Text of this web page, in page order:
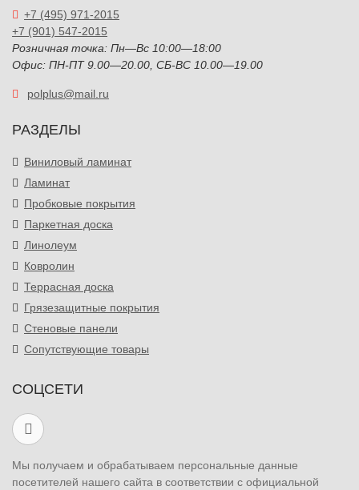
+7 (495) 971-2015
+7 (901) 547-2015
Розничная точка: Пн—Вс 10:00—18:00
Офис: ПН-ПТ 9.00—20.00, СБ-ВС 10.00—19.00
polplus@mail.ru
РАЗДЕЛЫ
Виниловый ламинат
Ламинат
Пробковые покрытия
Паркетная доска
Линолеум
Ковролин
Террасная доска
Грязезащитные покрытия
Стеновые панели
Сопутствующие товары
СОЦСЕТИ
Мы получаем и обрабатываем персональные данные
посетителей нашего сайта в соответствии с официальной